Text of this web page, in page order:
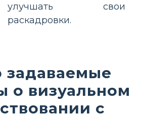
улучшать свои
раскадровки.
задаваемые
о визуальном
с